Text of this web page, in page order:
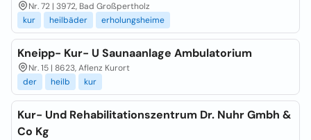
Nr. 72 | 3972, Bad Großpertholz
kur
heilbäder erholungsheime
Kneipp- Kur- U Saunaanlage Ambulatorium
Nr. 15 | 8623, Aflenz Kurort
der
heilb kur
Kur- Und Rehabilitationszentrum Dr. Nuhr Gmbh &
Co Kg